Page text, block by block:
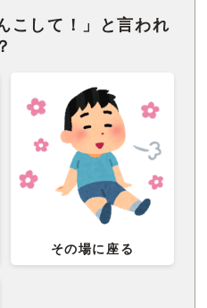
こして！」と言われ
その場に座る